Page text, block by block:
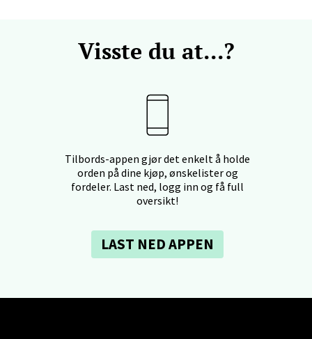
Visste du at...?
Tilbords-appen gjør det enkelt å holde
orden på dine kjøp, ønskelister og
fordeler. Last ned, logg inn og få full
oversikt!
LAST NED APPEN
Thon Senter Ski
- Sortland Storsenter